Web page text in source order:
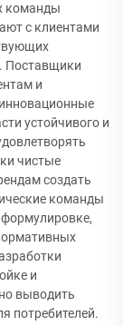
команды
с клиентами
Поставщики
и
устойчивого и
чистые
создать
команды
и
выводить
потребителей.